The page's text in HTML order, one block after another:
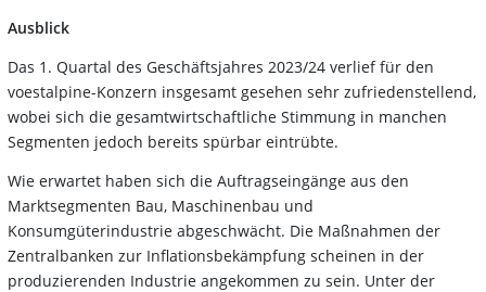
Ausblick
Das 1. Quartal des Geschäftsjahres 2023/24 verlief für den
voestalpine-Konzern insgesamt gesehen sehr zufriedenstellend,
wobei sich die gesamtwirtschaftliche Stimmung in manchen
Segmenten jedoch bereits spürbar eintrübte.
Wie erwartet haben sich die Auftragseingänge aus den
Marktsegmenten Bau, Maschinenbau und
Konsumgüterindustrie abgeschwächt. Die Maßnahmen der
Zentralbanken zur Inflationsbekämpfung scheinen in der
produzierenden Industrie angekommen zu sein. Unter der